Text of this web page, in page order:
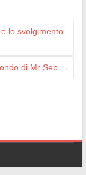
lo svolgimento
di Mr Seb →